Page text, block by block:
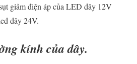
giảm điện áp của LED dây 12V
dây 24V.
kính của dây.